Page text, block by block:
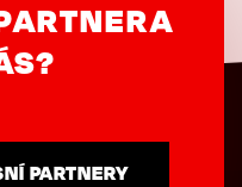
PARTNERY